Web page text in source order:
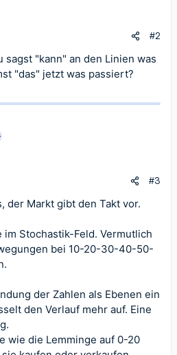
#2
sagst "kann" an den Linien was
"das" jetzt was passiert?
#3
der Markt gibt den Takt vor.
Stochastik-Feld. Vermutlich
bei 10-20-30-40-50-
der Zahlen als Ebenen ein
den Verlauf mehr auf. Eine
wie die Lemminge auf 0-20